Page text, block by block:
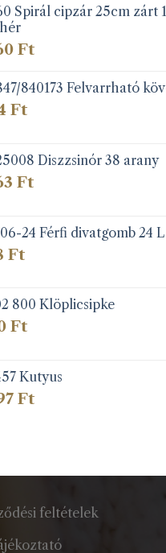
Spirál cipzár 25cm zárt
Ft
840173 Felvarrható
Ft
Diszzsinór 38 arany
Ft
24 Férfi divatgomb 24 L
Ft
800 Klöplicsipke
Ft
Kutyus
Ft
feltételek